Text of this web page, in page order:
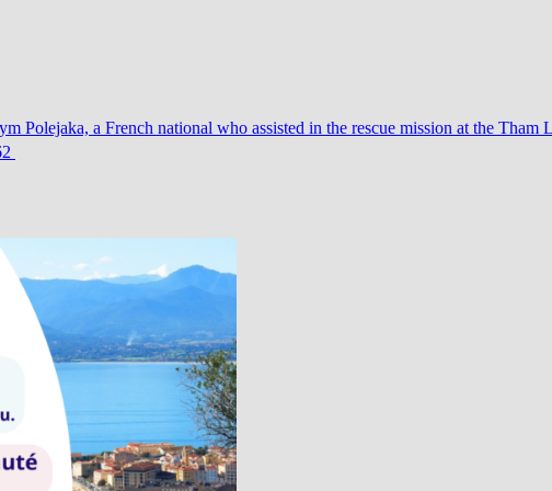
Polejaka, a French national who assisted in the rescue mission at the